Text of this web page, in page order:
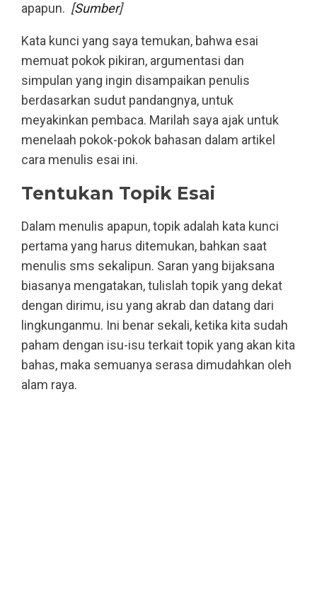
apapun. [Sumber]
Kata kunci yang saya temukan, bahwa esai
memuat pokok pikiran, argumentasi dan
simpulan yang ingin disampaikan penulis
berdasarkan sudut pandangnya, untuk
meyakinkan pembaca. Marilah saya ajak untuk
menelaah pokok-pokok bahasan dalam artikel
cara menulis esai ini.
Tentukan Topik Esai
Dalam menulis apapun, topik adalah kata kunci
pertama yang harus ditemukan, bahkan saat
menulis sms sekalipun. Saran yang bijaksana
biasanya mengatakan, tulislah topik yang dekat
dengan dirimu, isu yang akrab dan datang dari
lingkunganmu. Ini benar sekali, ketika kita sudah
paham dengan isu-isu terkait topik yang akan kita
bahas, maka semuanya serasa dimudahkan oleh
alam raya.